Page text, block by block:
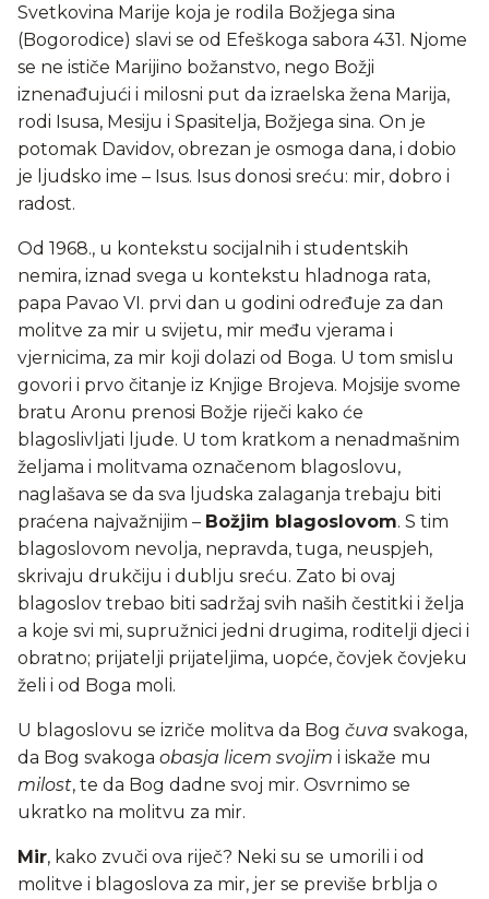
Svetkovina Marije koja je rodila Božjega sina
(Bogorodice) slavi se od Efeškoga sabora 431. Njome
se ne ističe Marijino božanstvo, nego Božji
iznenađujući i milosni put da izraelska žena Marija,
rodi Isusa, Mesiju i Spasitelja, Božjega sina. On je
potomak Davidov, obrezan je osmoga dana, i dobio
je ljudsko ime – Isus. Isus donosi sreću: mir, dobro i
radost.
Od 1968., u kontekstu socijalnih i studentskih
nemira, iznad svega u kontekstu hladnoga rata,
papa Pavao VI. prvi dan u godini određuje za dan
molitve za mir u svijetu, mir među vjerama i
vjernicima, za mir koji dolazi od Boga. U tom smislu
govori i prvo čitanje iz Knjige Brojeva. Mojsije svome
bratu Aronu prenosi Božje riječi kako će
blagoslivljati ljude. U tom kratkom a nenadmašnim
željama i molitvama označenom blagoslovu,
naglašava se da sva ljudska zalaganja trebaju biti
praćena najvažnijim – Božjim blagoslovom. S tim
blagoslovom nevolja, nepravda, tuga, neuspjeh,
skrivaju drukčiju i dublju sreću. Zato bi ovaj
blagoslov trebao biti sadržaj svih naših čestitki i želja
a koje svi mi, supružnici jedni drugima, roditelji djeci i
obratno; prijatelji prijateljima, uopće, čovjek čovjeku
želi i od Boga moli.
U blagoslovu se izriče molitva da Bog čuva svakoga,
da Bog svakoga obasja licem svojim i iskaže mu
milost, te da Bog dadne svoj mir. Osvrnimo se
ukratko na molitvu za mir.
Mir, kako zvuči ova riječ? Neki su se umorili i od
molitve i blagoslova za mir, jer se previše brblja o